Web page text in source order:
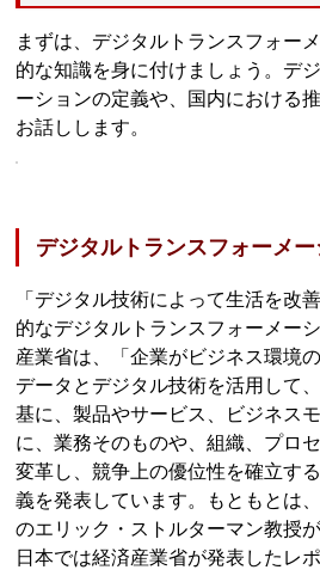
まずは、デジタルトランスフォー
的な知識を身に付けましょう。デ
ーションの定義や、国内における
お話しします。
デジタルトランスフォーメ
「デジタル技術によって生活を改
的なデジタルトランスフォーメー
産業省は、「企業がビジネス環境
データとデジタル技術を活用して
基に、製品やサービス、ビジネス
に、業務そのものや、組織、プロ
変革し、競争上の優位性を確立す
義を発表しています。もともとは
のエリック・ストルターマン教授
日本では経済産業省が発表したレ